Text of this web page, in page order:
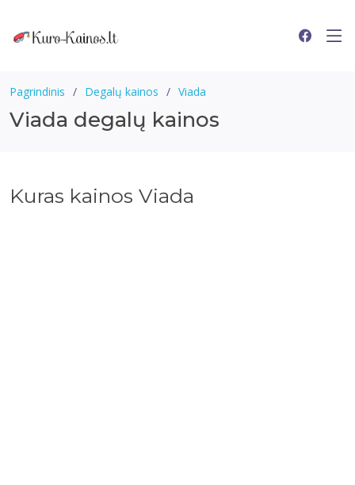
Pagrindinis Degalų kainos Viada
Viada degalų kainos
Kuras kainos Viada